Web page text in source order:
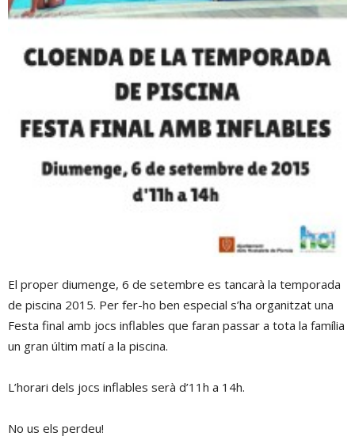
El proper diumenge, 6 de setembre es tancarà la temporada
de piscina 2015. Per fer-ho ben especial s’ha organitzat una
Festa final amb jocs inflables que faran passar a tota la família
un gran últim matí a la piscina.
L’horari dels jocs inflables serà d’11h a 14h.
No us els perdeu!